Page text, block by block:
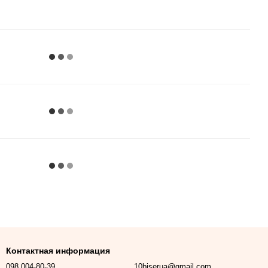
Контактная информация